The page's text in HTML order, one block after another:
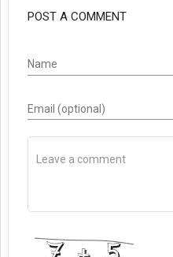
POST A COMMENT
Name
Email (optional)